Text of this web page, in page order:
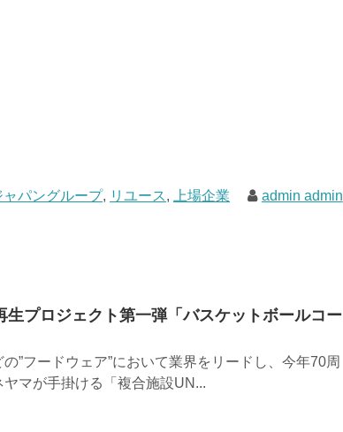
パングループ, リユース, 上場企業 admin admin
生プロジェクト第一弾「バスケットボールコー
”フードウェア”において業界をリードし、今年70周
マが手掛ける「複合施設UN...